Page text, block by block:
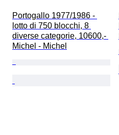
Portogallo 1977/1986 -
lotto di 750 blocchi, 8
diverse categorie, 10600,-
Michel - Michel